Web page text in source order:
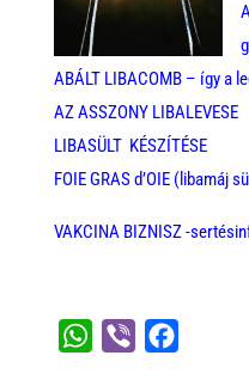
ABÁLT LIBACOMB – így a
AZ ASSZONY LIBALEVESE
LIBASÜLT KÉSZÍTÉSE
FOIE GRAS d’OIE (libamáj
VAKCINA BIZNISZ -